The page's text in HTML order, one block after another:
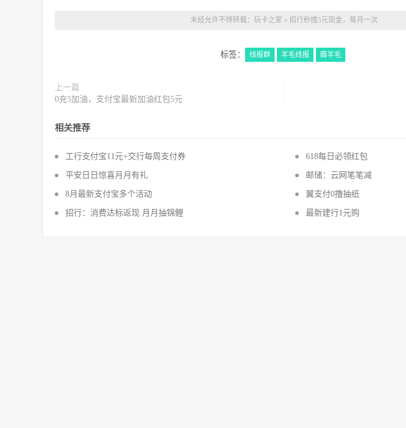
未经允许不得转载： 玩卡之家 » 招行秒撸5元现金，每月一次
标签： 线报群 羊毛线报 薅羊毛
上一篇
0充5加油，支付宝最新加油红包5元
相关推荐
工行支付宝11元+交行每周支付券 618每日必领红包
平安日日惊喜月月有礼 邮储：云网笔笔减
8月最新支付宝多个活动 翼支付0撸抽纸
招行：消费达标返现 月月抽锦鲤 最新建行1元购